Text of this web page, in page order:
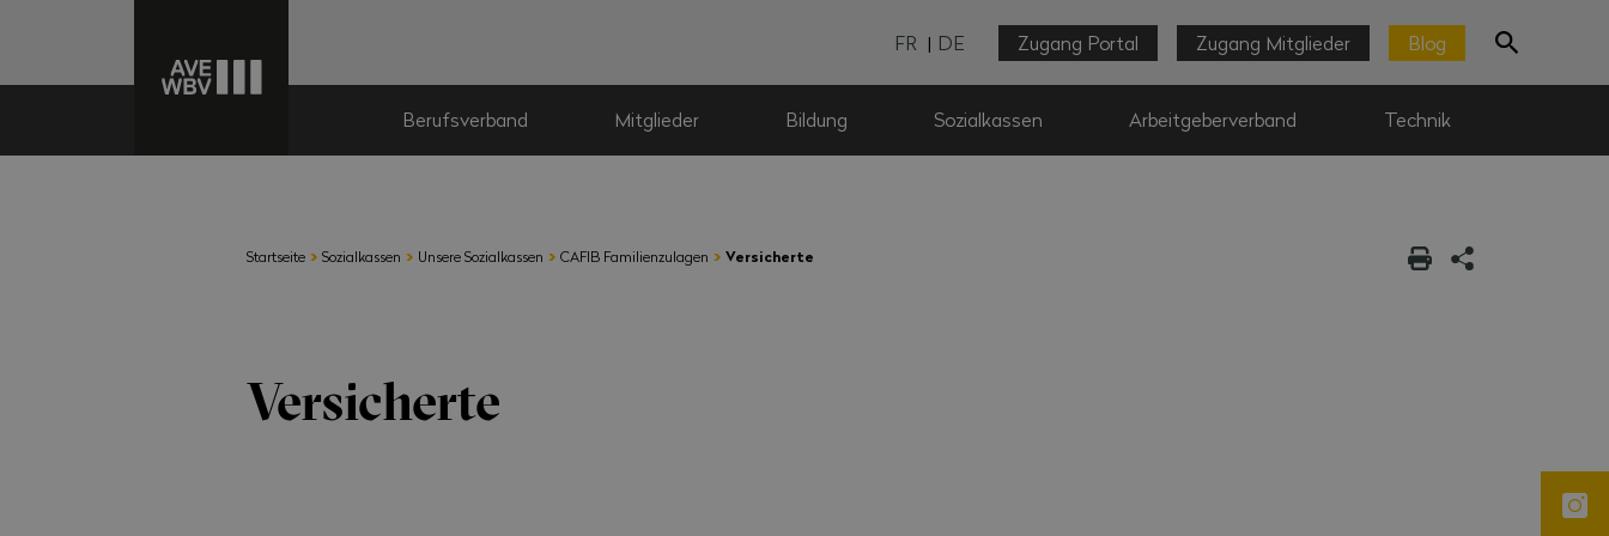
FR DE Zugang Portal Zugang Mitglieder Blog
Berufsverband Mitglieder Bildung Sozialkassen Arbeitgeberverband Technik
Startseite › Sozialkassen › Unsere Sozialkassen › CAFIB Familienzulagen › Versicherte
Versicherte